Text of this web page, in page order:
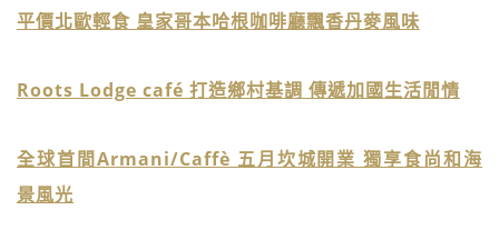
平價北歐輕食 皇家哥本哈根咖啡廳飄香丹麥風味
Roots Lodge café 打造鄉村基調 傳遞加國生活閒情
全球首間Armani/Caffè 五月坎城開業 獨享食尚和海
景風光